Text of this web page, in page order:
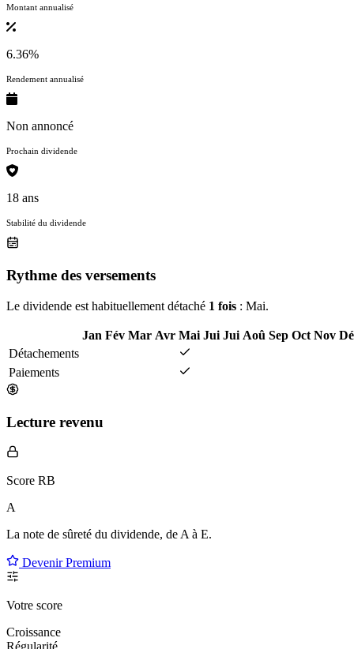
Montant annualisé
6.36%
Rendement annualisé
Non annoncé
Prochain dividende
18 ans
Stabilité du dividende
Rythme des versements
Le dividende est habituellement détaché 1 fois : Mai.
Jan Fév Mar Avr Mai Jui Jui Aoû Sep Oct Nov
Détachements
Paiements
Lecture revenu
Score RB
A
La note de sûreté du dividende, de A à E.
Devenir Premium
Votre score
Croissance